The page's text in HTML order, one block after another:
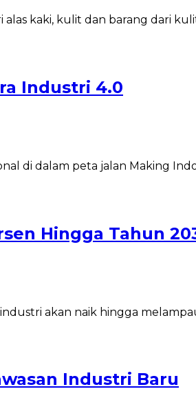
kaki, kulit dan barang dari
Industri 4.0
di dalam peta jalan Making
Hingga Tahun
akan naik hingga
Industri Baru